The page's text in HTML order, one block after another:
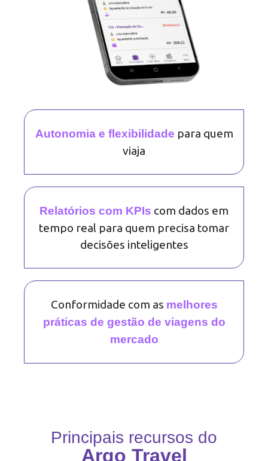
Autonomia e flexibilidade para quem
viaja
Relatórios com KPIs com dados em
tempo real para quem precisa tomar
decisões inteligentes
Conformidade com as melhores
práticas de gestão de viagens do
mercado
Principais recursos do
Argo Travel